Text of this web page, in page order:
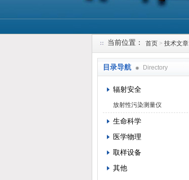
当前位置： 首页 > 技术文章
目录导航 Directory
辐射安全
放射性污染测量仪
生命科学
医学物理
取样设备
其他